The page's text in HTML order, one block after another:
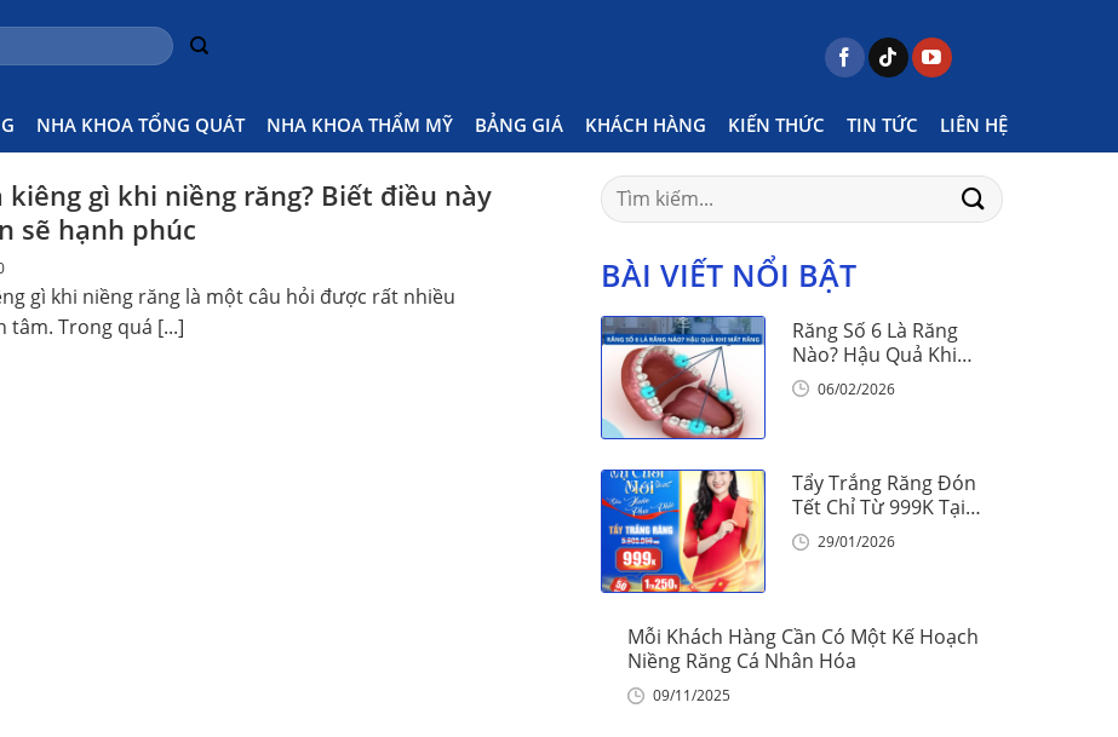
NHA KHOA TỔNG QUÁT NHA KHOA THẨM MỸ BẢNG GIÁ KHÁCH HÀNG KIẾN THỨC TIN TỨC LIÊN HỆ
Posts tagged "ăn trứng khi niềng răng"
kiêng gì khi niềng răng? Biết điều này
sẽ hạnh phúc
gì khi niềng răng là một câu hỏi được rất nhiều
tâm. Trong quá [...]
Search
for:
BÀI VIẾT NỔI BẬT
Răng Số 6 Là Răng
Nào? Hậu Quả Khi
Mất Răng Số 6
06/02/2026
Tẩy Trắng Răng Đón
Tết Chỉ Từ 999K Tại
Nha Khoa Vinalign
29/01/2026
Mỗi Khách Hàng Cần Có Một Kế Hoạch
Niềng Răng Cá Nhân Hóa
09/11/2025